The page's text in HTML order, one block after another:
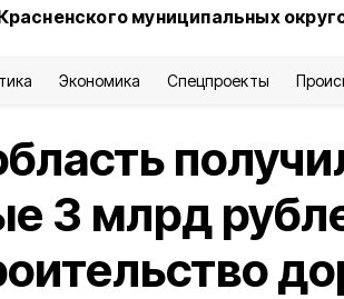
муниципальных
Экономика Спецпроекты
3 млрд